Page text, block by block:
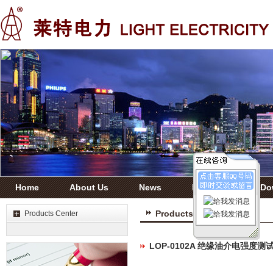
Home About Us News Products
Products Center Products Center
LOP-0102A 绝缘油介电强度测